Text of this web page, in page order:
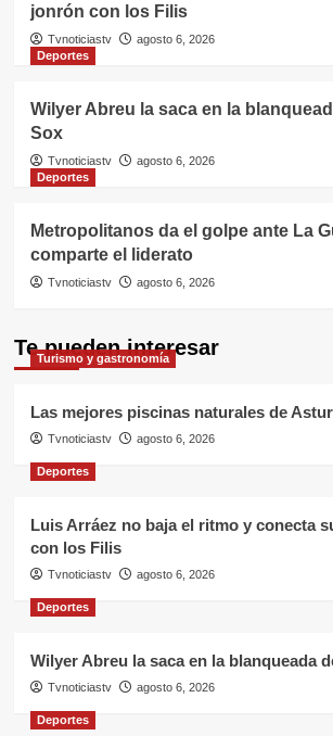
jonrón con los Filis
Tvnoticiastv
agosto 6, 2026
Deportes
Wilyer Abreu la saca en la
Sox
Tvnoticiastv
agosto 6, 2026
Deportes
Metropolitanos da el golpe ante La
comparte el liderato
Tvnoticiastv agosto 6, 2026
Te pueden interesar
Turismo y gastronomía
Las mejores piscinas naturales de
Tvnoticiastv agosto 6, 2026
Deportes
Luis Arráez no baja el ritmo y conecta
con los Filis
Tvnoticiastv agosto 6, 2026
Deportes
Wilyer Abreu la saca en la blanqueada
Tvnoticiastv agosto 6, 2026
Deportes